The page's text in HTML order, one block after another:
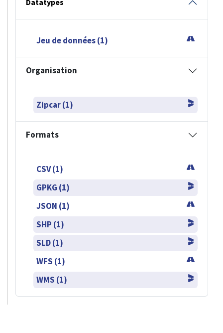
Datatypes
Jeu de données (1)
Organisation
Zipcar (1)
Formats
CSV (1)
GPKG (1)
JSON (1)
SHP (1)
SLD (1)
WFS (1)
WMS (1)